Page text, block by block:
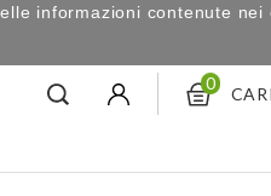
0
informazioni contenute nei